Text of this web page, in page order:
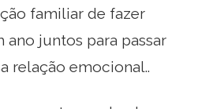
familiar de fazer
ano juntos para passar
relação emocional..